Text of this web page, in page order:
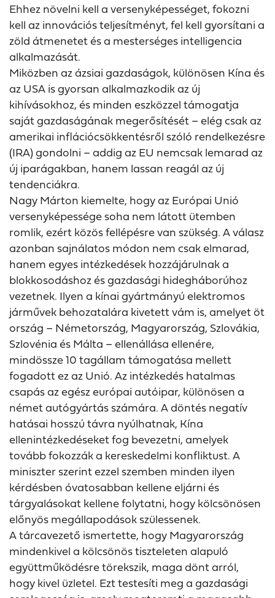
Ehhez növelni kell a versenyképességet, fokozni
kell az innovációs teljesítményt, fel kell gyorsítani a
zöld átmenetet és a mesterséges intelligencia
alkalmazását.
Miközben az ázsiai gazdaságok, különösen Kína és
az USA is gyorsan alkalmazkodik az új
kihívásokhoz, és minden eszközzel támogatja
saját gazdaságának megerősítését – elég csak az
amerikai inflációcsökkentésről szóló rendelkezésre
(IRA) gondolni – addig az EU nemcsak lemarad az
új iparágakban, hanem lassan reagál az új
tendenciákra.
Nagy Márton kiemelte, hogy az Európai Unió
versenyképessége soha nem látott ütemben
romlik, ezért közös fellépésre van szükség. A válasz
azonban sajnálatos módon nem csak elmarad,
hanem egyes intézkedések hozzájárulnak a
blokkosodáshoz és gazdasági hidegháborúhoz
vezetnek. Ilyen a kínai gyártmányú elektromos
járművek behozatalára kivetett vám is, amelyet öt
ország – Németország, Magyarország, Szlovákia,
Szlovénia és Málta – ellenállása ellenére,
mindössze 10 tagállam támogatása mellett
fogadott ez az Unió. Az intézkedés hatalmas
csapás az egész európai autóipar, különösen a
német autógyártás számára. A döntés negatív
hatásai hosszú távra nyúlhatnak, Kína
ellenintézkedéseket fog bevezetni, amelyek
tovább fokozzák a kereskedelmi konfliktust. A
miniszter szerint ezzel szemben minden ilyen
kérdésben óvatosabban kellene eljárni és
tárgyalásokat kellene folytatni, hogy kölcsönösen
előnyös megállapodások szülessenek.
A tárcavezető ismertette, hogy Magyarország
mindenkivel a kölcsönös tiszteleten alapuló
együttműködésre törekszik, maga dönt arról,
hogy kivel üzletel. Ezt testesíti meg a gazdasági